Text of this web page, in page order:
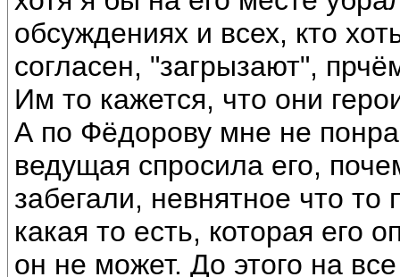
обсуждениях и всех, кто
согласен, "загрызают",
Им то кажется, что они
А по Фёдорову мне не
ведущая спросила его,
забегали, невнятное что
какая то есть, которая его
он не может. До этого на